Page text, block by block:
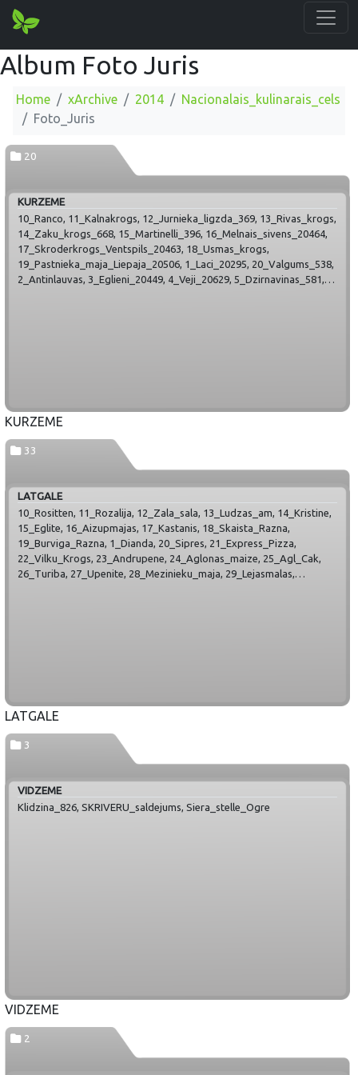
Album Foto Juris
Home xArchive 2014
Nacionalais_kulinarais_cels
Foto_Juris
20
KURZEME
10_Ranco, 11_Kalnakrogs, 12_Jurnieka_ligzda_369, 13_Rivas_krogs,
14_Zaku_krogs_668, 15_Martinelli_396, 16_Melnais_sivens_20464,
17_Skroderkrogs_Ventspils_20463, 18_Usmas_krogs,
19_Pastnieka_maja_Liepaja_20506, 1_Laci_20295, 20_Valgums_538,
2_Antinlauvas, 3_Eglieni_20449, 4_Veji_20629, 5_Dzirnavinas_581,
KURZEME
33
LATGALE
10_Rositten, 11_Rozalija, 12_Zala_sala, 13_Ludzas_am, 14_Kristine,
15_Eglite, 16_Aizupmajas, 17_Kastanis, 18_Skaista_Razna,
19_Burviga_Razna, 1_Dianda, 20_Sipres, 21_Express_Pizza,
22_Vilku_Krogs, 23_Andrupene, 24_Aglonas_maize, 25_Agl_Cak,
26_Turiba, 27_Upenite, 28_Mezinieku_maja, 29_Lejasmalas,
LATGALE
3
VIDZEME
Klidzina_826, SKRIVERU_saldejums, Siera_stelle_Ogre
VIDZEME
2